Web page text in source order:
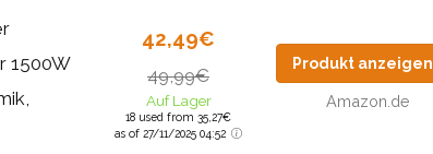
1500W
42,49€
49,99€
Auf Lager
18 used from 35,27€
as of 27/11/2025 04:52
Produkt anzeigen
Amazon.de